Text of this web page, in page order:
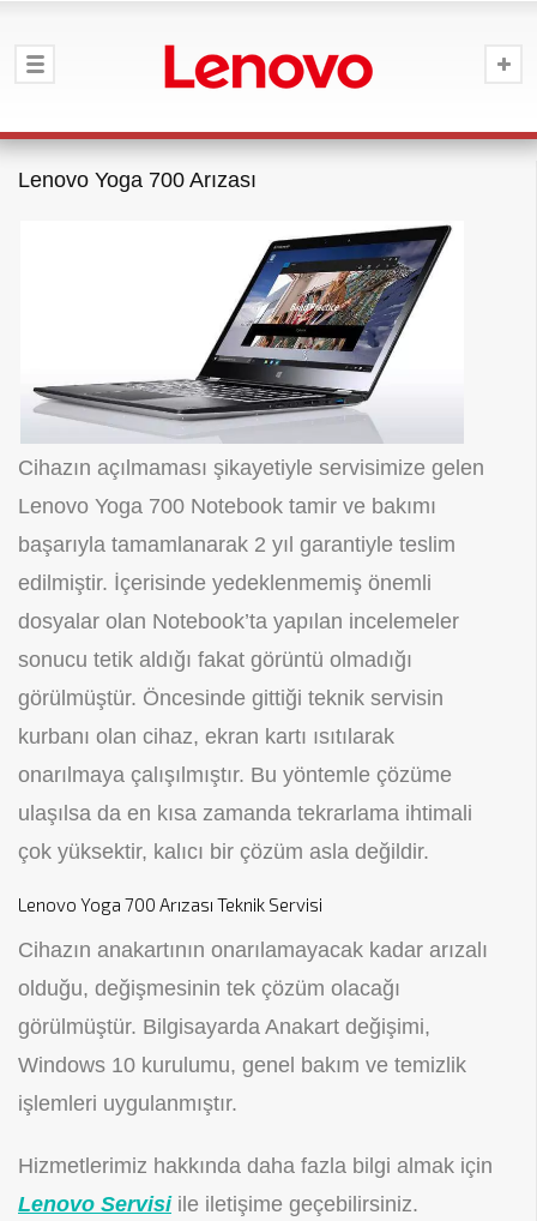
Lenovo Yoga 700 Arızası
Cihazın açılmaması şikayetiyle servisimize gelen
Lenovo Yoga 700 Notebook tamir ve bakımı
başarıyla tamamlanarak 2 yıl garantiyle teslim
edilmiştir. İçerisinde yedeklenmemiş önemli
dosyalar olan Notebook’ta yapılan incelemeler
sonucu tetik aldığı fakat görüntü olmadığı
görülmüştür. Öncesinde gittiği teknik servisin
kurbanı olan cihaz, ekran kartı ısıtılarak
onarılmaya çalışılmıştır. Bu yöntemle çözüme
ulaşılsa da en kısa zamanda tekrarlama ihtimali
çok yüksektir, kalıcı bir çözüm asla değildir.
Lenovo Yoga 700 Arızası Teknik Servisi
Cihazın anakartının onarılamayacak kadar arızalı
olduğu, değişmesinin tek çözüm olacağı
görülmüştür. Bilgisayarda Anakart değişimi,
Windows 10 kurulumu, genel bakım ve temizlik
işlemleri uygulanmıştır.
Hizmetlerimiz hakkında daha fazla bilgi almak için
Lenovo Servisiile iletişime geçebilirsiniz.